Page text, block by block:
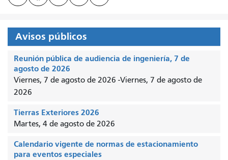
Avisos públicos
Reunión pública de audiencia de ingeniería, 7 de
agosto de 2026
Viernes, 7 de agosto de 2026 -Viernes, 7 de agosto de
2026
Tierras Exteriores 2026
Martes, 4 de agosto de 2026
Calendario vigente de normas de estacionamiento
para eventos especiales